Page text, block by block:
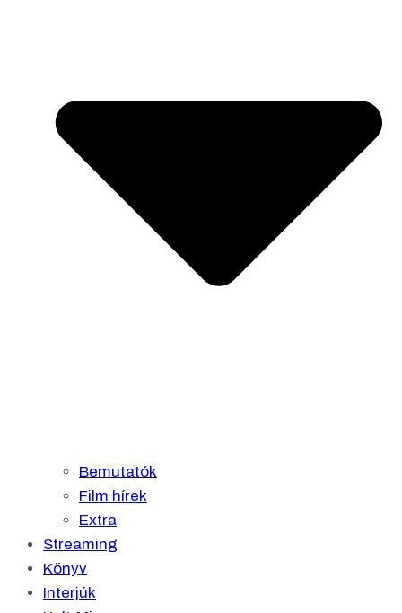
Bemutatók
Film hírek
Extra
Streaming
Könyv
Interjúk